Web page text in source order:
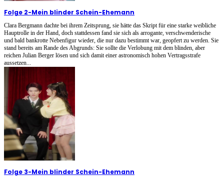
Folge 2-Mein blinder Schein-Ehemann
Clara Bergmann dachte bei ihrem Zeitsprung, sie hätte das Skript für eine starke weibliche
Hauptrolle in der Hand, doch stattdessen fand sie sich als arrogante, verschwenderische
und bald bankrotte Nebenfigur wieder, die nur dazu bestimmt war, geopfert zu werden. Sie
stand bereits am Rande des Abgrunds: Sie sollte die Verlobung mit dem blinden, aber
reichen Julian Berger lösen und sich damit einer astronomisch hohen Vertragsstrafe
aussetzen...
Folge 3-Mein blinder Schein-Ehemann